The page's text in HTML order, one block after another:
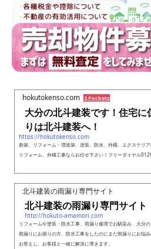
hokutokenso.com 3 Pockets
大分の北斗建装です！住宅に
りは北斗建装へ！
https://hokutokenso.com
新築、リフォーム・増改築、塗装、防水、外構、エクステリ
リフォーム、外構工事ならお任せ下さい！フリーダイヤル
北斗建装の雨漏り専門サイト
北斗建装の雨漏り専門サイト
http://hokuto-amamori.com
リフォームや塗装・防水工事、雨漏り修理でお馴染み、大分
雨漏りにお困りの方、防水工事をしたのにまだ雨漏りにお悩
お答えし、お客様と一緒に解決に導きます。